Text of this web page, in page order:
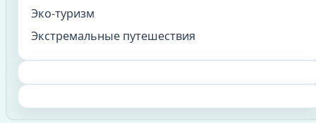
Эко-туризм
Экстремальные путешествия